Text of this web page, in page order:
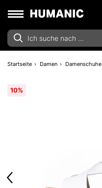
Startseite Damen Damenschuhe
10%